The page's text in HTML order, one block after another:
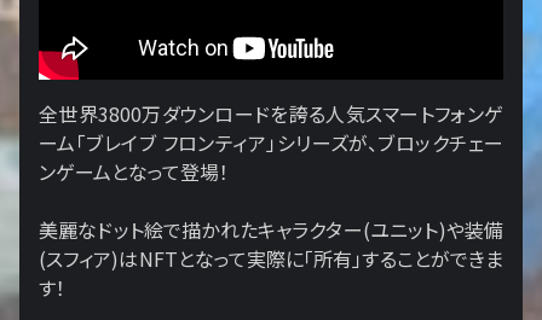
全世界3800万ダウンロードを誇る人気スマートフォンゲ
ーム「ブレイブ フロンティア」シリーズが、ブロックチェー
ンゲームとなって登場！
美麗なドット絵で描かれたキャラクター(ユニット)や装備
(スフィア)はNFTとなって実際に「所有」することができま
す！